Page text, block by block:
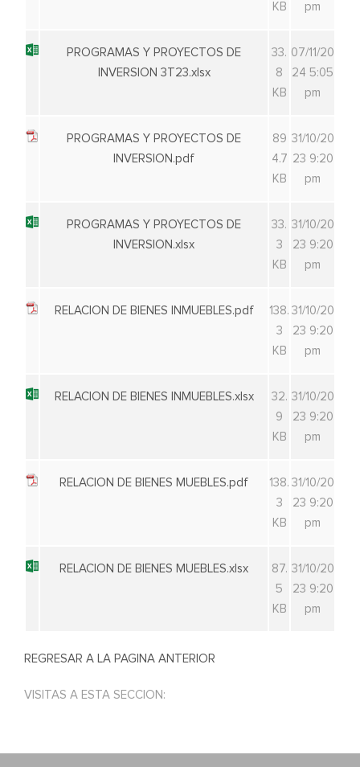
KB
pm
PROGRAMAS Y PROYECTOS DE
INVERSION 3T23.xlsx
33.
8
KB
07/11/20
24 5:05
pm
PROGRAMAS Y PROYECTOS DE
INVERSION.pdf
89
4.7
KB
31/10/20
23 9:20
pm
PROGRAMAS Y PROYECTOS DE
INVERSION.xlsx
33.
3
KB
31/10/20
23 9:20
pm
RELACION DE BIENES INMUEBLES.pdf
138.
3
KB
31/10/20
23 9:20
pm
RELACION DE BIENES INMUEBLES.xlsx
32.
9
KB
31/10/20
23 9:20
pm
RELACION DE BIENES MUEBLES.pdf
138.
3
KB
31/10/20
23 9:20
pm
RELACION DE BIENES MUEBLES.xlsx
87.
5
KB
31/10/20
23 9:20
pm
REGRESAR A LA PAGINA ANTERIOR
VISITAS A ESTA SECCION: